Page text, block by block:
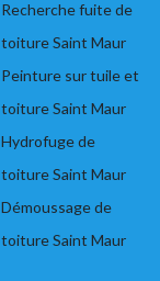
Recherche fuite de
toiture Saint Maur
Peinture sur tuile et
toiture Saint Maur
Hydrofuge de
toiture Saint Maur
Démoussage de
toiture Saint Maur